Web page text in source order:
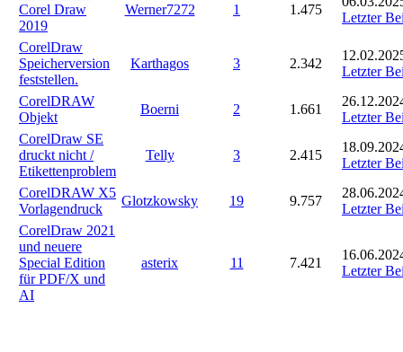
Corel Draw
2019
Werner7272 1 1.475
Letzter
CorelDraw
Speicherversion
feststellen.
Karthagos 3 2.342
Letzter
CorelDRAW
Objekt
Boerni 2 1.661
Letzter
CorelDraw SE
druckt nicht /
Etikettenproblem
Telly 3 2.415
Letzter
CorelDRAW X5
Vorlagendruck
Glotzkowsky 19 9.757
Letzter
CorelDraw 2021
und neuere
Special Edition
für PDF/X und
AI
asterix 11 7.421
Letzter